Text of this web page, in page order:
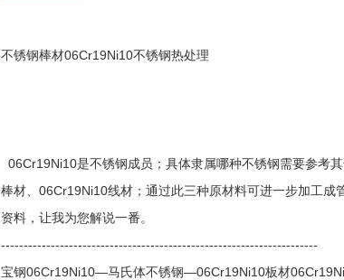
不锈钢棒材06Cr19Ni10不锈钢热处理
06Cr19Ni10是不锈钢成员；具体隶属哪种不锈钢需要参考
棒材、06Cr19Ni10线材；通过此三种原材料可进一步加工
资料，让我为您解说一番。
----------------------------------------------------------------------
宝钢06Cr19Ni10—马氏体不锈钢—06Cr19Ni10板材